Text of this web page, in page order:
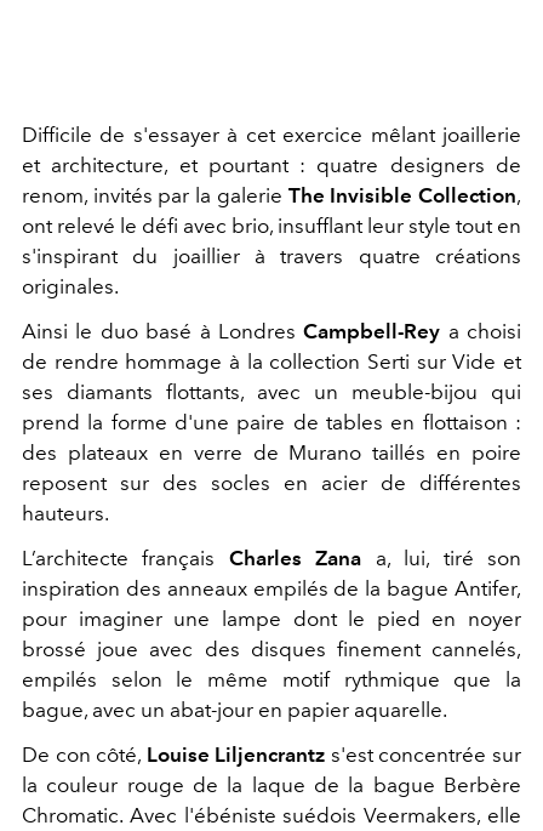
Difficile de s'essayer à cet exercice mêlant joaillerie
et architecture, et pourtant : quatre designers de
renom, invités par la galerie The Invisible Collection,
ont relevé le défi avec brio, insufflant leur style tout en
s'inspirant du joaillier à travers quatre créations
originales.
Ainsi le duo basé à LondresCampbell-Rey a choisi
de rendre hommage à la collection Serti sur Vide et
ses diamants flottants, avec un meuble-bijou qui
prend la forme d'une paire de tables en flottaison :
des plateaux en verre de Murano taillés en poire
reposent sur des socles en acier de différentes
hauteurs.
L’architecte français Charles Zana a, lui, tiré son
inspiration des anneaux empilés de la bague Antifer,
pour imaginer une lampe dont le pied en noyer
brossé joue avec des disques finement cannelés,
empilés selon le même motif rythmique que la
bague, avec un abat-jour en papier aquarelle.
De con côté, Louise Liljencrantz s'est concentrée sur
la couleur rouge de la laque de la bague Berbère
Chromatic. Avec l'ébéniste suédois Veermakers, elle